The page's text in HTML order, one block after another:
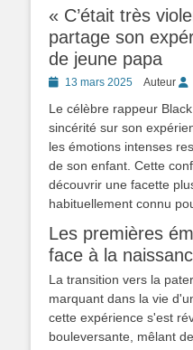
« C’était très
partage son
de jeune papa
Posted13 mars 2025 Auteur
Le célèbre rappeur
sincérité sur son
les émotions intenses
de son enfant. Cette
découvrir une facette
habituellement connu
Les premières
face à la
La transition vers la
marquant dans la vie
cette expérience s'est
bouleversante, mêlant